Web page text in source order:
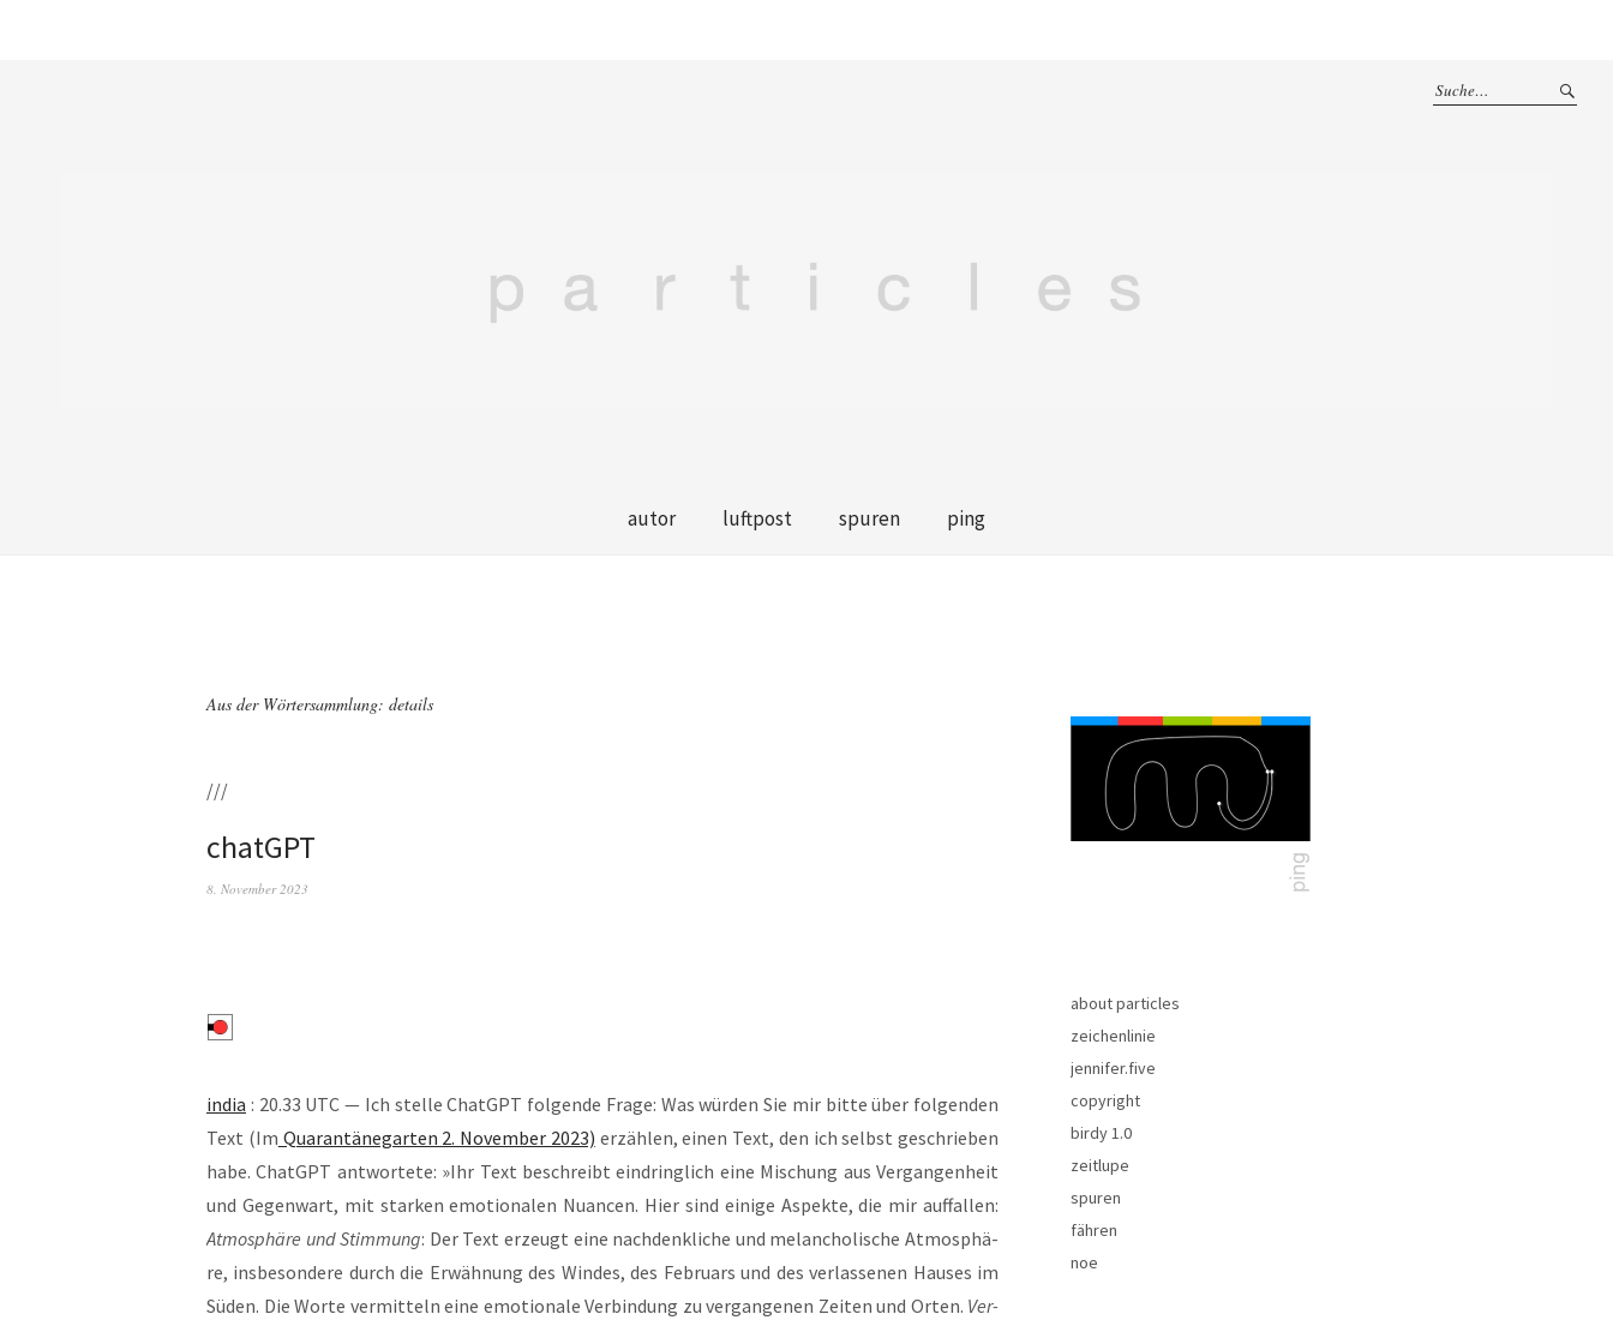
autor luftpost spuren ping
Aus der Wörtersammlung: details
///
chatGPT
8. November 2023
india : 20.33 UTC — Ich stel­le ChatGPT fol­gen­de Fra­ge: Was wür­den Sie mir bit­te über fol­gen­den
Text (Im Qua­ran­tä­ne­gar­ten 2. Novem­ber 2023) erzäh­len, einen Text, den ich selbst geschrie­ben
habe. ChatGPT ant­wor­te­te: »Ihr Text beschreibt ein­dring­lich eine Mischung aus Ver­gan­gen­heit
und Gegen­wart, mit star­ken emo­tio­na­len Nuan­cen. Hier sind eini­ge Aspek­te, die mir auf­fal­len:
Atmo­sphä­re und Stim­mung: Der Text erzeugt eine nach­denk­li­che und melan­cho­li­sche Atmo­sphä­
re, ins­be­son­de­re durch die Erwäh­nung des Win­des, des Febru­ars und des ver­las­se­nen Hau­ses im
Süden. Die Wor­te ver­mit­teln eine emo­tio­na­le Ver­bin­dung zu ver­gan­ge­nen Zei­ten und Orten. Ver­
about particles
zeichenlinie
jennifer.five
copyright
birdy 1.0
zeitlupe
spuren
fähren
noe